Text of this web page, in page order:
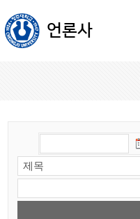
언론사